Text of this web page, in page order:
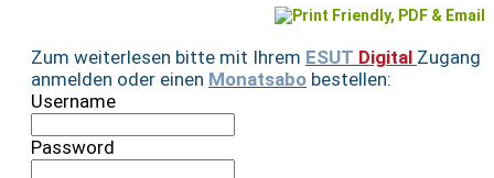
Zum weiterlesen bitte mit Ihrem ESUT Digital Zugang
anmelden oder einen Monatsabo bestellen:
Username
Password